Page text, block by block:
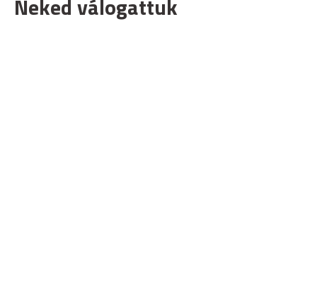
Neked válogattuk